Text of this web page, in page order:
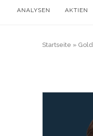
ANALYSEN AKTIEN
Startseite » Gold